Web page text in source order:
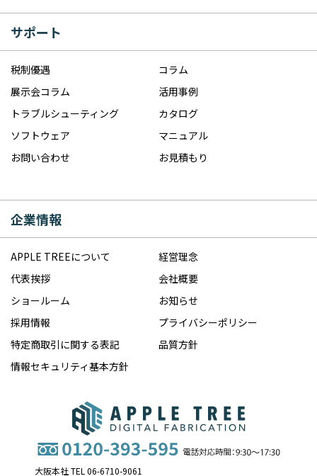
サポート
税制優遇
コラム
展示会コラム
活用事例
トラブルシューティング
カタログ
ソフトウェア
マニュアル
お問い合わせ
お見積もり
企業情報
APPLE TREEについて
経営理念
代表挨拶
会社概要
ショールーム
お知らせ
採用情報
プライバシーポリシー
特定商取引に関する表記
品質方針
情報セキュリティ基本方針
大阪本社 TEL 06-6710-9061